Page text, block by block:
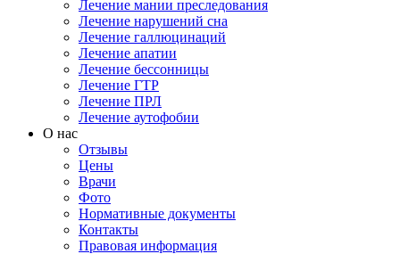
Лечение мании преследования
Лечение нарушений сна
Лечение галлюцинаций
Лечение апатии
Лечение бессонницы
Лечение ГТР
Лечение ПРЛ
Лечение аутофобии
О нас
Отзывы
Цены
Врачи
Фото
Нормативные документы
Контакты
Правовая информация